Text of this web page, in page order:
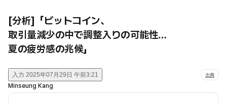
[分析]「ビットコイン、
取引量減少の中で調整入りの可能性…
夏の疲労感の兆候」
入力 2025年07月29日 午前3:21 出典
Minseung Kang